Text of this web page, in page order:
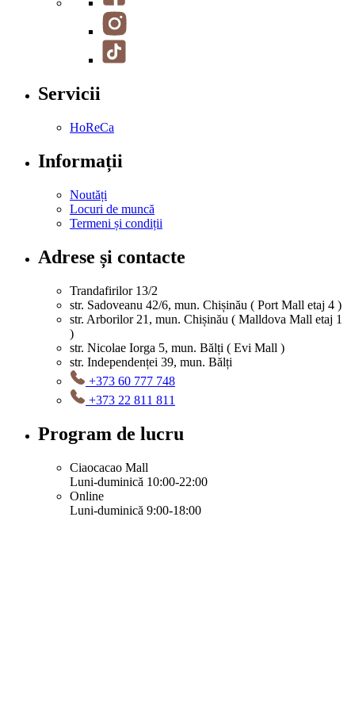
Servicii
HoReCa
Informații
Noutăți
Locuri de muncă
Termeni și condiții
Adrese și contacte
Trandafirilor 13/2
str. Sadoveanu 42/6, mun. Chișinău ( Port Mall etaj 4 )
str. Arborilor 21, mun. Chișinău ( Malldova Mall etaj 1
)
str. Nicolae Iorga 5, mun. Bălți ( Evi Mall )
str. Independenței 39, mun. Bălți
+373 60 777 748
+373 22 811 811
Program de lucru
Ciaocacao Mall
Luni-duminică 10:00-22:00
Online
Luni-duminică 9:00-18:00